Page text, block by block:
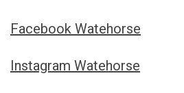
Facebook Watehorse
Instagram Watehorse